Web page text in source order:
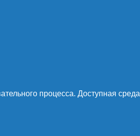
процесса. Доступная среда